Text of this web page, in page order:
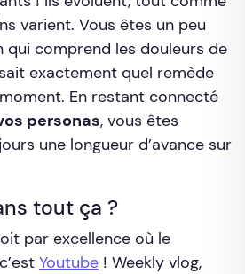
varient. Vous êtes un peu
qui comprend les douleurs de
exactement quel remède
En restant connecté
personas, vous êtes
une longueur d’avance sur
tout ça ?
par excellence où le
Youtube ! Weekly vlog,